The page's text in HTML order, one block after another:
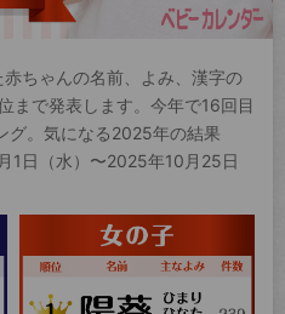
ちゃんの名前、よみ、漢字の
まで発表します。今年で16回目
グ。気になる2025年の結果
1日（水）〜2025年10月25日